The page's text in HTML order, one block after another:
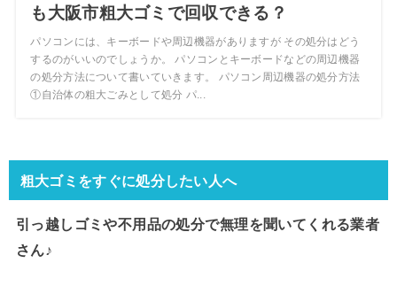
も大阪市粗大ゴミで回収できる？
パソコンには、キーボードや周辺機器がありますが その処分はどう
するのがいいのでしょうか。 パソコンとキーボードなどの周辺機器
の処分方法について書いていきます。 パソコン周辺機器の処分方法
①自治体の粗大ごみとして処分 パ...
粗大ゴミをすぐに処分したい人へ
引っ越しゴミや不用品の処分で無理を聞いてくれる業者
さん♪